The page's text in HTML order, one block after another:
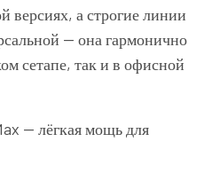
версиях, а строгие линии
— она гармонично
сетапе, так и в офисной